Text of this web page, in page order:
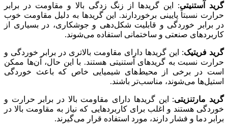
گرید آستنیتی: این گریدها از زنگ زدگی بالا و مقاومت در برابر
حرارت نسبتاً پایینی برخوردارند. این گریدها به دلیل مقاومت خوب
در برابر خوردگی و قابلیت شکل‌دهی و جوشکاری، در بسیاری از
کاربردهای صنعتی و ساختمانی استفاده می‌شوند.
گرید فریتیک: این گریدها دارای مقاومت بالاتری در برابر خوردگی و
حرارت نسبت به گریدهای آستنیتی هستند. با این حال، آن‌ها ممکن
است در برخی از محیط‌های شیمیایی خاص که باعث خوردگی
استیل‌ها می‌شوند، مناسب‌تر باشند.
گرید مارتنزیتی: این گریدها دارای مقاومت بالا در برابر حرارت و
خوردگی هستند و اغلب برای کاربردهایی که نیاز به مقاومت بالا در
برابر دما و فشار دارند، مورد استفاده قرار می‌گیرند.